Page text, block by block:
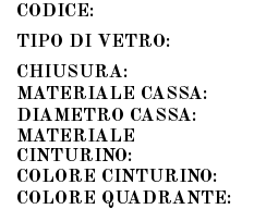
CODICE:
TIPO DI VETRO:
CHIUSURA:
MATERIALE CASSA:
DIAMETRO CASSA:
MATERIALE
CINTURINO:
COLORE CINTURINO:
COLORE QUADRANTE: